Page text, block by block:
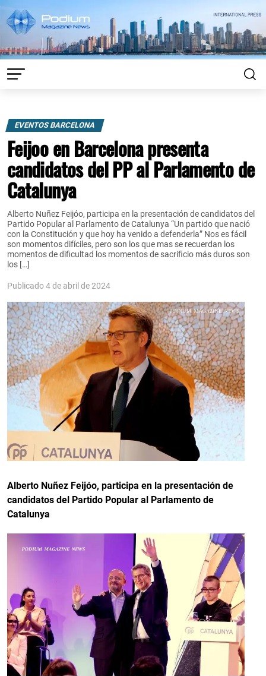
EVENTOS BARCELONA
Feijoo en Barcelona presenta
candidatos del PP al Parlamento de
Catalunya
Alberto Nuñez Feijóo, participa en la presentación de candidatos del
Partido Popular al Parlamento de Catalunya “Un partido que nació
con la Constitución y que hoy ha venido a defenderla” Nos es fácil
son momentos difíciles, pero son los que mas se recuerdan los
momentos de dificultad los momentos de sacrificio más duros son
los […]
Publicado 4 de abril de 2024
Alberto Nuñez Feijóo, participa en la presentación de
candidatos del Partido Popular al Parlamento de
Catalunya